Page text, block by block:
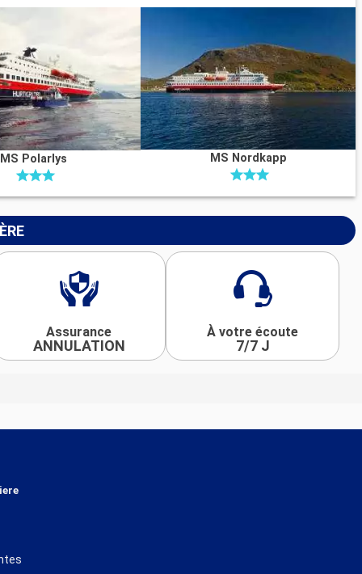
MS Polarlys MS Nordkapp
Assurance
ANNULATION
À votre écoute
7/7 J